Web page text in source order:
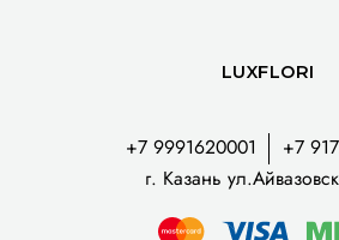
+7 9991620001
+7
г. Казань
LUXFLORI